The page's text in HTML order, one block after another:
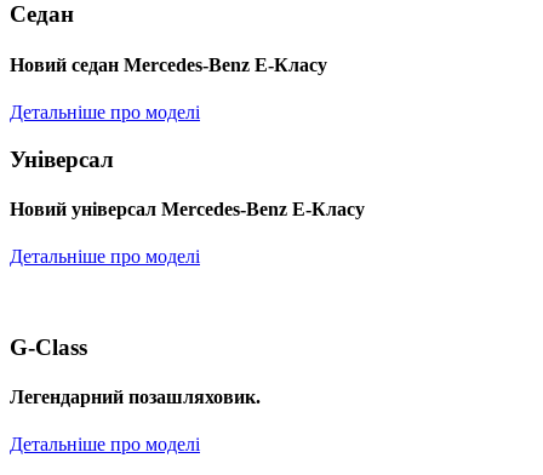
Седан
Новий седан Mercedes-Benz Е-Класу
Детальніше про моделі
Універсал
Новий універсал Mercedes-Benz E-Класу
Детальніше про моделі
G-Class
Легендарний позашляховик.
Детальніше про моделі